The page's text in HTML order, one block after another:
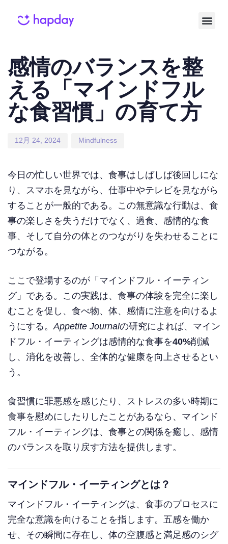
感情のバランスを整
える「マインドフル
な食習慣」の育て方
12月 24, 2024 Mindfulness
今日の忙しい世界では、食事はしばしば後回しにな
り、スマホを見ながら、仕事中やテレビを見ながら
することが一般的である。この無意識な行動は、食
事の楽しさを失うだけでなく、過食、感情的な食
事、そして自分の体とのつながりを失わせることに
つながる。
ここで登場するのが「マインドフル・イーティン
グ」である。この実践は、食事の体験を完全に楽し
むことを促し、食べ物、体、感情に注意を向けるよ
うにする。 Appetite Journalの研究によれば、マイン
ドフル・イーティングは感情的な食事を40%削減
し、消化を改善し、全体的な健康を向上させるとい
う。
食習慣に罪悪感を感じたり、ストレスの多い時期に
食事を慰めにしたりしたことがあるなら、マインド
フル・イーティングは、食事との関係を癒し、感情
のバランスを取り戻す方法を提供します。
マインドフル・イーティングとは？
マインドフル・イーティングは、食事のプロセスに
完全な意識を向けることを指します。五感を働か
せ、その瞬間に存在し、体の空腹感と満足感のシグ